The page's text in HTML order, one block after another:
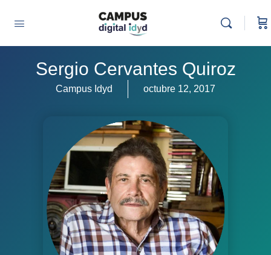
Sergio Cervantes Quiroz
Campus Idyd octubre 12, 2017